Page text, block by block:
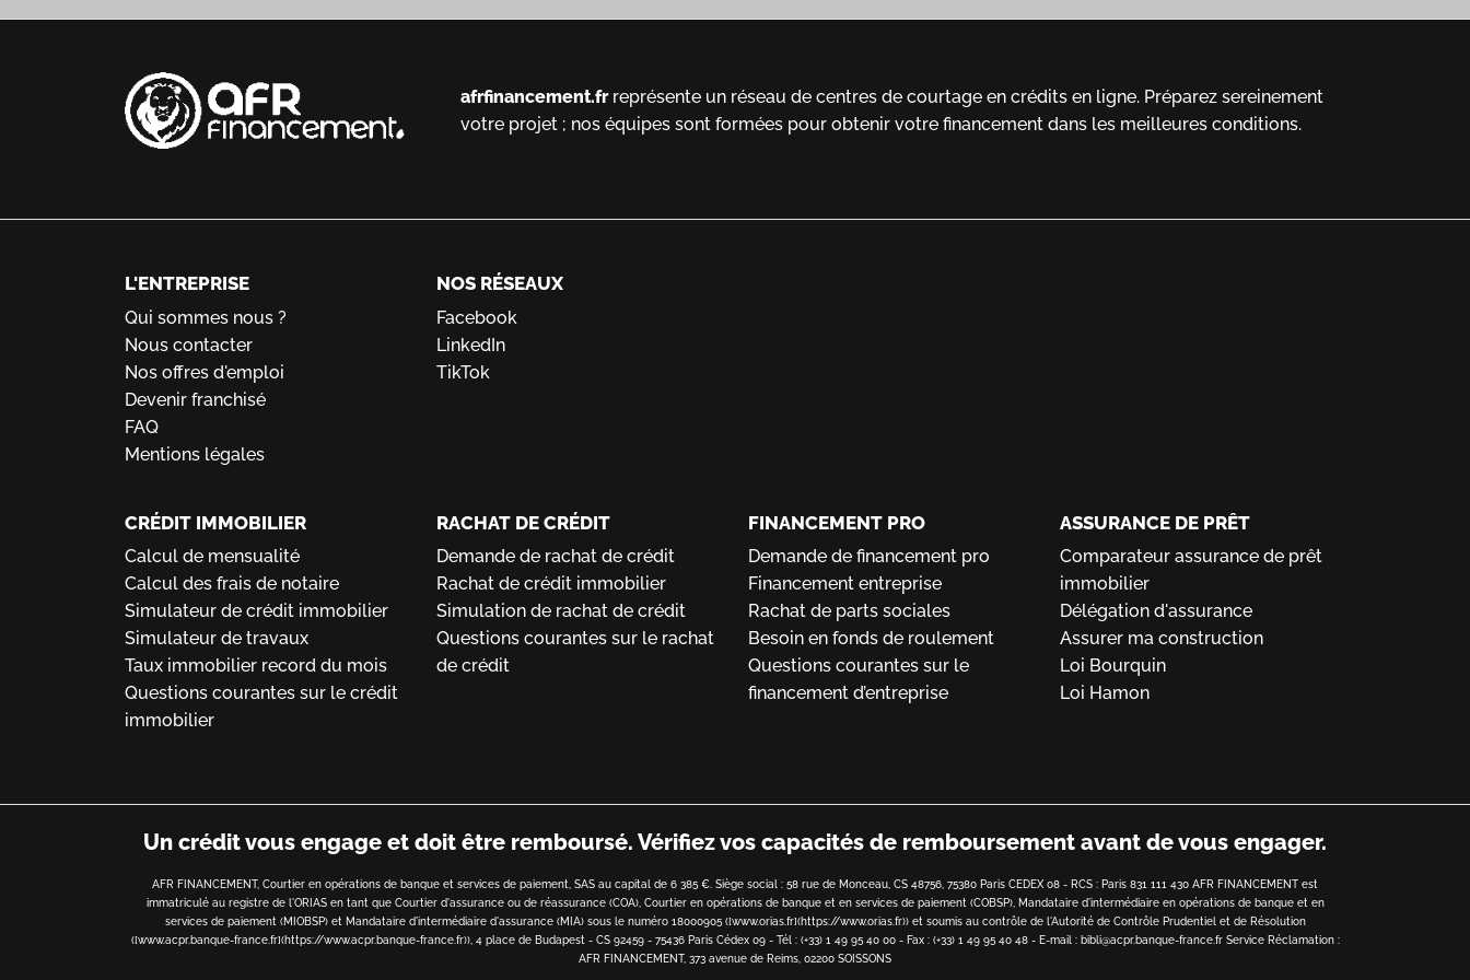
afrfinancement.frreprésente un réseau de centres de courtage en crédits en ligne. Préparez sereinement
votre projet ; nos équipes sont formées pour obtenir votre financement dans les meilleures conditions.
L'ENTREPRISE
Qui sommes nous ?
Nous contacter
Nos offres d'emploi
Devenir franchisé
FAQ
Mentions légales
NOS RÉSEAUX
Facebook
LinkedIn
TikTok
CRÉDIT IMMOBILIER
Calcul de mensualité
Calcul des frais de notaire
Simulateur de crédit immobilier
Simulateur de travaux
Taux immobilier record du mois
Questions courantes sur le crédit
immobilier
RACHAT DE CRÉDIT
Demande de rachat de crédit
Rachat de crédit immobilier
Simulation de rachat de crédit
Questions courantes sur le rachat
de crédit
FINANCEMENT PRO
Demande de financement pro
Financement entreprise
Rachat de parts sociales
Besoin en fonds de roulement
Questions courantes sur le
financement d’entreprise
ASSURANCE DE PRÊT
Comparateur assurance de prêt
immobilier
Délégation d'assurance
Assurer ma construction
Loi Bourquin
Loi Hamon
Un crédit vous engage et doit être remboursé. Vérifiez vos capacités de remboursement avant de vous engager.
AFR FINANCEMENT, Courtier en opérations de banque et services de paiement, SAS au capital de 6 385 €. Siège social : 58 rue de Monceau, CS 48756, 75380 Paris CEDEX 08 - RCS : Paris 831 111 430 AFR FINANCEMENT est
immatriculé au registre de l'ORIAS en tant que Courtier d'assurance ou de réassurance (COA), Courtier en opérations de banque et en services de paiement (COBSP), Mandataire d'intermédiaire en opérations de banque et en
services de paiement (MIOBSP) et Mandataire d'intermédiaire d'assurance (MIA) sous le numéro 18000905 ([www.orias.fr](https://www.orias.fr)) et soumis au contrôle de l'Autorité de Contrôle Prudentiel et de Résolution
([www.acpr.banque-france.fr](https://www.acpr.banque-france.fr)), 4 place de Budapest - CS 92459 - 75436 Paris Cédex 09 - Tél : (+33) 1 49 95 40 00 - Fax : (+33) 1 49 95 40 48 - E-mail : bibli@acpr.banque-france.fr Service Réclamation :
AFR FINANCEMENT, 373 avenue de Reims, 02200 SOISSONS